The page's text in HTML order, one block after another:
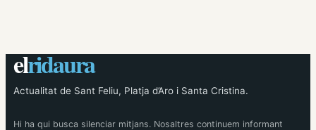
elridaura
Actualitat de Sant Feliu, Platja d’Aro i Santa Cristina.
Hi ha qui busca silenciar mitjans. Nosaltres continuem informant